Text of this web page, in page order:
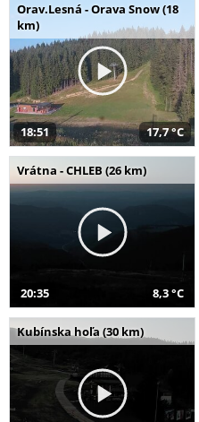
Orav.Lesná - Orava Snow (18
km)
18:51 17,7 °C
Vrátna - CHLEB (26 km)
20:35 8,3 °C
Kubínska hoľa (30 km)